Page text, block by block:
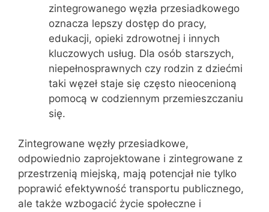
zintegrowanego węzła przesiadkowego
oznacza lepszy dostęp do pracy,
edukacji, opieki zdrowotnej i innych
kluczowych usług. Dla osób starszych,
niepełnosprawnych czy rodzin z dziećmi
taki węzeł staje się często nieocenioną
pomocą w codziennym przemieszczaniu
się.
Zintegrowane węzły przesiadkowe,
odpowiednio zaprojektowane i zintegrowane z
przestrzenią miejską, mają potencjał nie tylko
poprawić efektywność transportu publicznego,
ale także wzbogacić życie społeczne i